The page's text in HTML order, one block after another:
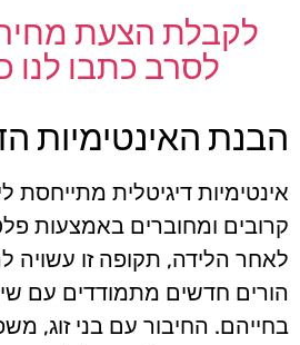
לקבלת הצעת
לסרב כתבו לנו
הבנת האינטימיות
אינטימיות דיגיטלית מתייחסת
קרובים ומחוברים באמצעות
לאחר הלידה, תקופה זו עשויה
הורים חדשים מתמודדים עם
בחייהם. החיבור עם בני זוג,